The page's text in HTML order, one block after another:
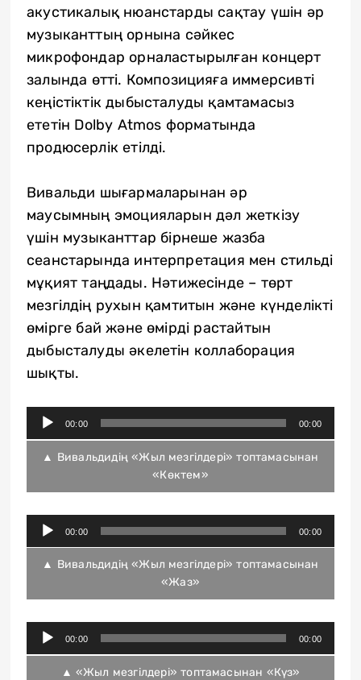
акустикалық нюанстарды сақтау үшін әр
музыканттың орнына сәйкес
микрофондар орналастырылған концерт
залында өтті. Композицияға иммерсивті
кеңістіктік дыбысталуды қамтамасыз
ететін Dolby Atmos форматында
продюсерлік етілді.
Вивальди шығармаларынан әр
маусымның эмоцияларын дәл жеткізу
үшін музыканттар бірнеше жазба
сеанстарында интерпретация мен стильді
мұқият таңдады. Нәтижесінде – төрт
мезгілдің рухын қамтитын және күнделікті
өмірге бай және өмірді растайтын
дыбысталуды әкелетін коллаборация
шықты.
Audio
Player
00:00 00:00
▲ Вивальдидің «Жыл мезгілдері» топтамасынан
«Көктем»
Audio
Player
00:00 00:00
▲ Вивальдидің «Жыл мезгілдері» топтамасынан
«Жаз»
Audio
Player
00:00 00:00
▲ «Жыл мезгілдері» топтамасынан «Күз»